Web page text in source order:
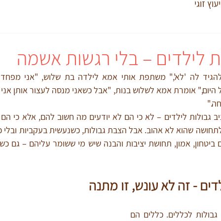
זוגי
לילדים – בלי רגשות אשמה
- זה לא עונש, זו מתנה